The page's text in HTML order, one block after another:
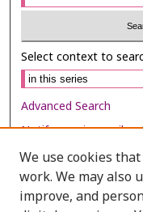
Select context to
Advanced Search
Notify me via email or
Browse
Collections
We use cookies
work. We may also
improve, and